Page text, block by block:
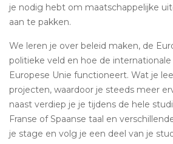
je nodig hebt om maat­schap­pe­lij­ke
aan te pakken.
We leren je over beleid maken, de
po­li­tie­ke veld en hoe de
Europese Unie func­ti­o­neert. Wat je
pro­jec­ten, waardoor je steeds meer
naast verdiep je je tijdens de hele
Franse of Spaanse taal en
je stage en volg je een deel van je